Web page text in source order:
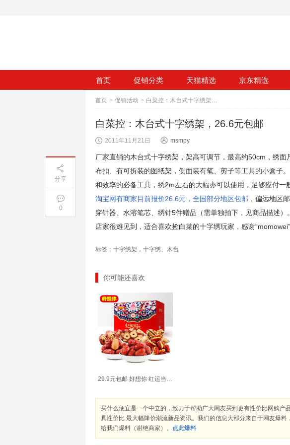
首页 促销分类 天猫精选 京东精选
首页 > 促销活动 > 白菜控：木台式十字绣架，26.6元包邮
白菜控：木台式十字绣架，26.6元包邮
2011年11月21日 msmpy
厂家直销的木台式十字绣架，架高可调节，最高约50cm，绣面
布扣、有可拆装的图纸架，侧面装有笔、剪子等工具的小盒子
和效率的必备工具，绣2m左右的大幅亦可以使用，足够应付一
淘宝网有商家目前报价26.6元，全国部分地区包邮 ，偏远地区
穿针器、水溶笔芯、绣针5件赠品（需单独拍下，见商品描述
店家很难见到，适合喜欢捡白菜的十字绣玩家，感谢“momowei”
标签： 十字绣架，十字绣、 木台
你可能还喜欢
29.9元包邮 好想你 红运当头红枣核桃礼盒2090g
买什么便宜是一个中立的，致力于帮助广大网友买到更有性价比网购产
具性价比 最大幅降价潮流新品资讯。我们的信息大部分来自于网友爆
给我们爆料（谢绝商家）。 点此爆料
分享
0